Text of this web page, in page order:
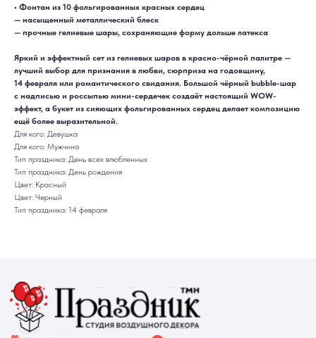
• Фонтан из 10 фольгированных красных сердец
— насыщенный металлический блеск
— прочные гелиевые шары, сохраняющие форму дольше латекса
Яркий и эффектный сет из гелиевых шаров в красно-чёрной палитре —
лучший выбор для признания в любви, сюрприза на годовщину,
14 февраля или романтического свидания. Большой чёрный bubble-шар
с надписью и россыпью мини-сердечек создаёт настоящий WOW-
эффект, а букет из сияющих фольгированных сердец делает композицию
ещё более выразительной.
Для кого: Девушка
Для кого: Мужчина
Тип праздника: День всех влюбленных
Тип праздника: День рождения
Цвет: Красный
Цвет: Черный
Тип праздника: 14 февраля
ДОСТАВКА
Ежедневно, круглосуточно
САМОВЫВОЗ
С 10:00 до 19:30
Для девушек
Для мужчин
Для детей
Цифры
Хиты продаж
Акции
ИНФОРМАЦИЯ
Доставка и оплата
Акции
Гарантия и возврат
Наши работы
Отзывы
Контакты
РАБОТАЕМ ЕЖЕДНЕВНО
+7 (3452) 78-05-55
+7 952 678‑05‑55
ТЮМЕНЬ, УЛ. МУРАВЛЕНКО Д. 13